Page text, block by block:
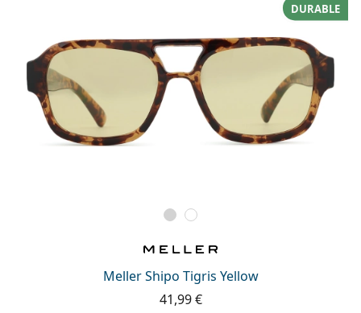
Meller Shipo Tigris Yellow
DURABLE
41,99 €